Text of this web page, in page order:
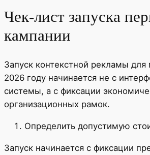
Чек-лист запуска
кампании
Запуск контекстной рекламы для
2026 году начинается не с
системы, а с фиксации
организационных рамок.
Определить допустимую
Запуск начинается с фиксации